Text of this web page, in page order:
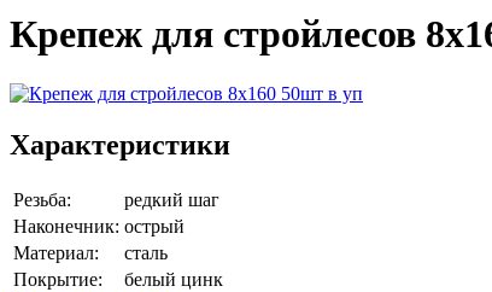
Крепеж для стройлесов
Характеристики
Резьба:
редкий шаг
Наконечник: острый
Материал:
сталь
Покрытие:
белый цинк